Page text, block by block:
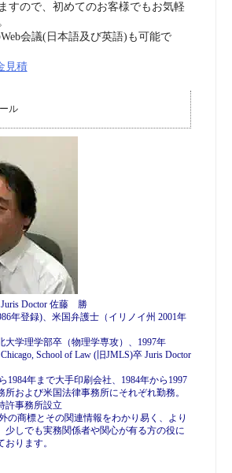
すので、初めてのお客様でもお気軽
会議(日本語及び英語)も可能で
見積
ル
Doctor 佐藤 勝
年登録)、米国弁護士（イリノイ州 2001年
大学理学部卒（物理学専攻）、1997年
School of Law (旧JMLS)卒 Juris Doctor
1984年まで大手印刷会社、1984年から1997
所および米国法律事務所にそれぞれ勤務。
許事務所設立
の商標とその関連情報をわかり易く、より
少しでも実務関係者や関心が有る方の役に
ります。